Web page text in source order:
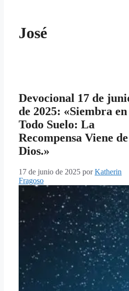
José
Devocional 17 de
de 2025: «Siembra en
Todo Suelo: La
Recompensa Viene de
Dios.»
17 de junio de 2025 porKatherin
Fragoso